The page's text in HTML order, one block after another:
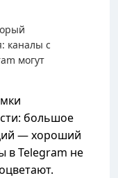
каналы с
могут
большое
— хороший
в Telegram не